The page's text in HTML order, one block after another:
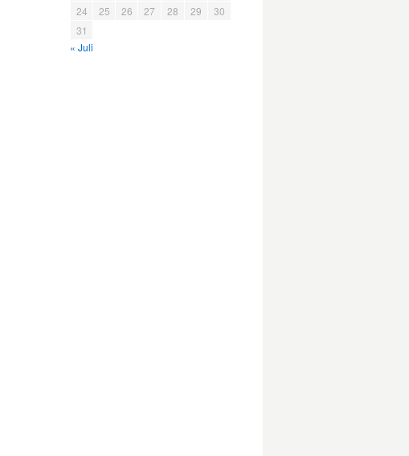
« Juli
24
25 26 27 28 29
30
31